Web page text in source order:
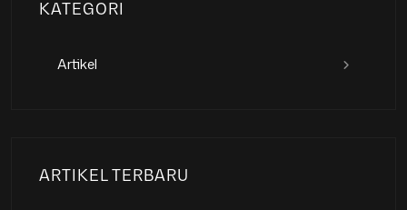
KATEGORI
Artikel
ARTIKEL TERBARU